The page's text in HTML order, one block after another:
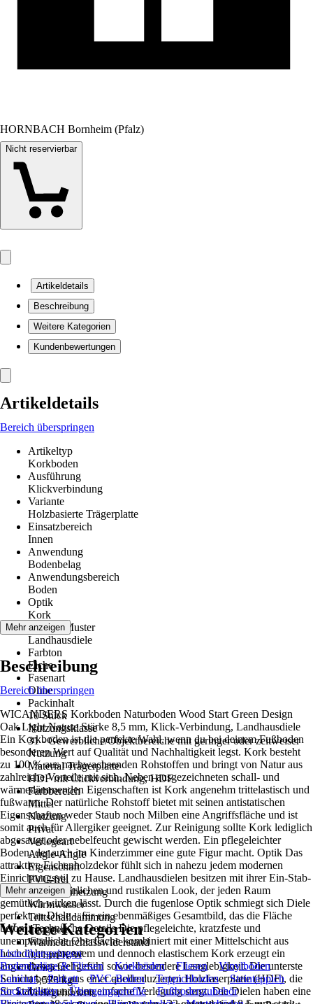
HORNBACH Bornheim (Pfalz)
Nicht reservierbar
Artikeldetails
Beschreibung
Weitere Kategorien
Kundenbewertungen
Artikeldetails
Bereich überspringen
Artikeltyp
Korkboden
Ausführung
Klickverbindung
Variante
Holzbasierte Trägerplatte
Einsatzbereich
Innen
Anwendung
Bodenbelag
Anwendungsbereich
Boden
Optik
Kork
Dekor / Muster
Landhausdiele
Farbton
Eiche
Fasenart
Ohne
Packinhalt
10 Stück
Nutzungsklasse
31 - Gewerbliche/Objektbereiche mit geringer oder zeitweiser
Nutzung
Material Trägerplatte
HDF mit Clickverbindung, HDF
Farbbereich
Mittel
Nutzung
Privat
Verlegeart
Angle-Angle
Eigenschaft
PVC-frei
Fußbodenheizung
Warmwasser
Trittschalldämmung
Integriert
Wärmedurchlasswiderstand
0,11 m²K/W
Gewicht
15,573 kg
Verlegehinweis
Mehr anzeigen
Beschreibung
Bereich überspringen
WICANDERS Korkboden Naturboden Wood Start Green Design
Oak Light Nature Stärke 8,5 mm, Klick-Verbindung, Landhausdiele
Ein Korkboden ist die perfekte Wahl, wenn du bei deinem Fußboden
besonderen Wert auf Qualität und Nachhaltigkeit legst. Kork besteht
zu 100 % aus nachwachsenden Rohstoffen und bringt von Natur aus
zahlreiche Vorteile mit sich. Neben ausgezeichneten schall- und
wärmedämmenden Eigenschaften ist Kork angenehm trittelastisch und
fußwarm. Der natürliche Rohstoff bietet mit seinen antistatischen
Eigenschaften weder Staub noch Milben eine Angriffsfläche und ist
somit auch für Allergiker geeignet. Zur Reinigung sollte Kork lediglich
abgesaugt oder nebelfeucht gewischt werden. Ein pflegeleichter
Boden, der auch im Kinderzimmer eine gute Figur macht. Optik Das
attraktive Eichenholzdekor fühlt sich in nahezu jedem modernen
Einrichtungsstil zu Hause. Landhausdielen besitzen mit ihrer Ein-Stab-
Optik einen natürlichen und rustikalen Look, der jeden Raum
gemütlich wirken lässt. Durch die fugenlose Optik schmiegt sich Diele
perfekt an Diele – für ein ebenmäßiges Gesamtbild, das die Fläche
betont. Technische Details Die pflegeleichte, kratzfeste und
unempfindliche Oberfläche kombiniert mit einer Mittelschicht aus
hochdicht gepresstem und dennoch elastischem Kork erzeugt ein
angenehmes Gehgefühl sowie besondere Langlebigkeit. Die unterste
Schicht besteht aus einer quellreduzierten Holzfaserplatte (HDF), die
für Stabilität und eine einfache Verlegung sorgt. Die Dielen haben eine
Mehr anzeigen
Weitere Kategorien
Liste überspringen
Bodenbeläge & Fliesen
Korkböden Fliesen
Vinylböden
Laminat
Parkett PVC-Boden Teppichboden
Steinteppich
Sockelleisten
Übergangsprofile
Fußbodenzubehör